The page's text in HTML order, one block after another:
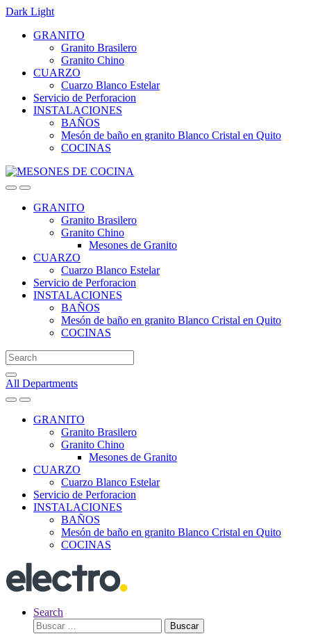
Dark Light
Skip
navigation
Skip
GRANITO
Granito Brasilero
Granito Chino
CUARZO
Cuarzo Blanco Estelar
Servicio de Perforacion
INSTALACIONES
BAÑOS
Mesón de baño en granito Blanco Cristal en Quito
COCINAS
GRANITO
Granito Brasilero
Granito Chino
Mesones de Granito
CUARZO
Cuarzo Blanco Estelar
Servicio de Perforacion
INSTALACIONES
BAÑOS
Mesón de baño en granito Blanco Cristal en Quito
COCINAS
Search
for:
All Departments
GRANITO
Granito Brasilero
Granito Chino
Mesones de Granito
CUARZO
Cuarzo Blanco Estelar
Servicio de Perforacion
INSTALACIONES
BAÑOS
Mesón de baño en granito Blanco Cristal en Quito
COCINAS
Search
Buscar: